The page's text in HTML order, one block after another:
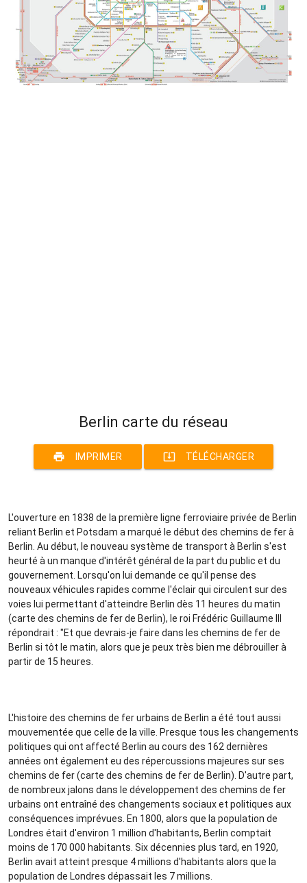
Berlin carte du réseau
print IMPRIMER system_update_alt TÉLÉCHARGER
L'ouverture en 1838 de la première ligne ferroviaire privée de Berlin
reliant Berlin et Potsdam a marqué le début des chemins de fer à
Berlin. Au début, le nouveau système de transport à Berlin s'est
heurté à un manque d'intérêt général de la part du public et du
gouvernement. Lorsqu'on lui demande ce qu'il pense des
nouveaux véhicules rapides comme l'éclair qui circulent sur des
voies lui permettant d'atteindre Berlin dès 11 heures du matin
(carte des chemins de fer de Berlin), le roi Frédéric Guillaume III
répondrait : "Et que devrais-je faire dans les chemins de fer de
Berlin si tôt le matin, alors que je peux très bien me débrouiller à
partir de 15 heures.
L'histoire des chemins de fer urbains de Berlin a été tout aussi
mouvementée que celle de la ville. Presque tous les changements
politiques qui ont affecté Berlin au cours des 162 dernières
années ont également eu des répercussions majeures sur ses
chemins de fer (carte des chemins de fer de Berlin). D'autre part,
de nombreux jalons dans le développement des chemins de fer
urbains ont entraîné des changements sociaux et politiques aux
conséquences imprévues. En 1800, alors que la population de
Londres était d'environ 1 million d'habitants, Berlin comptait
moins de 170 000 habitants. Six décennies plus tard, en 1920,
Berlin avait atteint presque 4 millions d'habitants alors que la
population de Londres dépassait les 7 millions.